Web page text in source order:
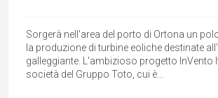
Sorgerà nell'area del porto di Ortona un
la produzione di turbine eoliche destinate
galleggiante. L'ambizioso progetto InVento
società del Gruppo Toto, cui è...